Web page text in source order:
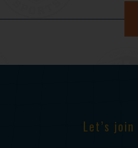
Let’s join